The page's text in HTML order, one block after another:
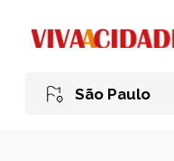
São Paulo